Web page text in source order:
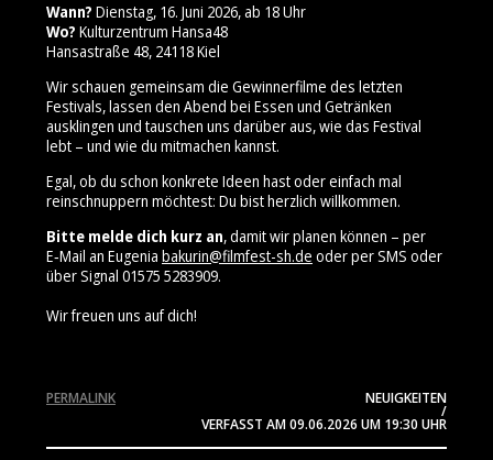
Wann? Dienstag, 16. Juni 2026, ab 18 Uhr
Wo? Kulturzentrum Hansa48
Hansastraße 48, 24118 Kiel
Wir schauen gemeinsam die Gewinnerfilme des letzten
Festivals, lassen den Abend bei Essen und Getränken
ausklingen und tauschen uns darüber aus, wie das Festival
lebt – und wie du mitmachen kannst.
Egal, ob du schon konkrete Ideen hast oder einfach mal
reinschnuppern möchtest: Du bist herzlich willkommen.
Bitte melde dich kurz an, damit wir planen können – per
E‑Mail an Eugenia bakurin@filmfest-sh.de oder per SMS oder
über Signal 01575 5283909⁩.
Wir freuen uns auf dich!
NEUIGKEITEN
/
VERFASST AM09.06.2026 UM 19:30 UHR
PERMALINK